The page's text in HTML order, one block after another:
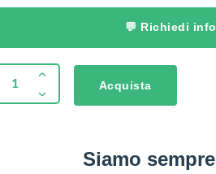
💬 Richiedi
Acquista
Siamo